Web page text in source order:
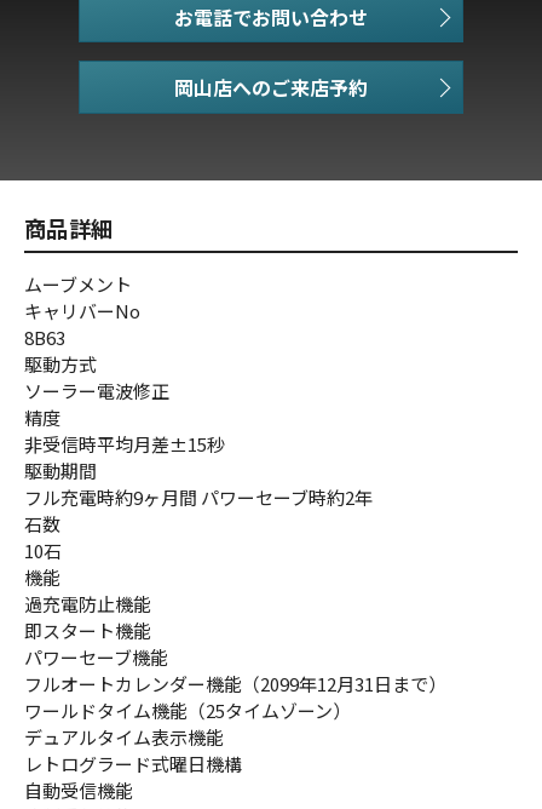
お電話でお問い合わせ
商品詳細
ムーブメント
キャリバーNo
8B63
駆動方式
ソーラー電波修正
精度
非受信時平均月差±15秒
駆動期間
フル充電時約9ヶ月間 パワーセーブ時約2年
石数
10石
機能
過充電防止機能
即スタート機能
パワーセーブ機能
フルオートカレンダー機能（2099年12月31日まで）
ワールドタイム機能（25タイムゾーン）
デュアルタイム表示機能
レトログラード式曜日機構
自動受信機能